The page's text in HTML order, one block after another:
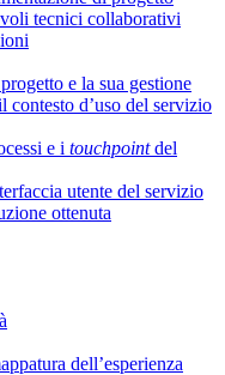
tecnici collaborativi
e la sua gestione
contesto d’uso del servizio
e i touchpointdel
utente del servizio
ottenuta
dell’esperienza